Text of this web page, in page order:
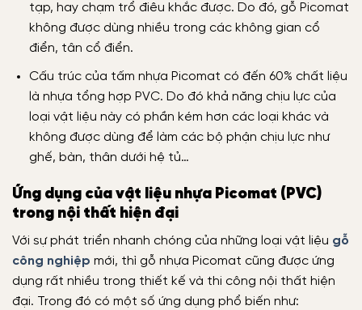
tạp, hay chạm trổ điêu khắc được. Do đó, gỗ Picomat
không được dùng nhiều trong các không gian cổ
điển, tân cổ điển.
Cấu trúc của tấm nhựa Picomat có đến 60% chất liệu
là nhựa tổng hợp PVC. Do đó khả năng chịu lực của
loại vật liệu này có phần kém hơn các loại khác và
không được dùng để làm các bộ phận chịu lực như
ghế, bàn, thân dưới hệ tủ…
Ứng dụng của vật liệu nhựa Picomat (PVC)
trong nội thất hiện đại
Với sự phát triển nhanh chóng của những loại vật liệu gỗ
công nghiệp mới, thì gỗ nhựa Picomat cũng được ứng
dụng rất nhiều trong thiết kế và thi công nội thất hiện
đại. Trong đó có một số ứng dụng phổ biến như: